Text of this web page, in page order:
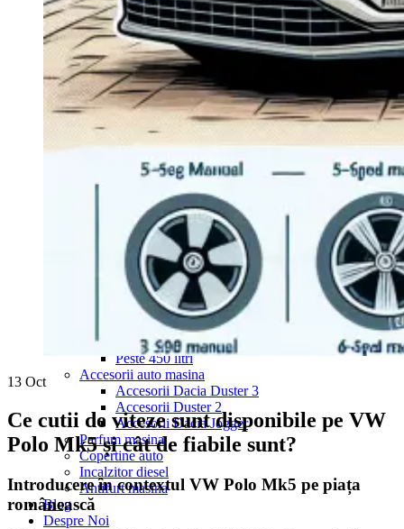
Navigație Mercedes Sprinter
Passat
Navigație Passat B5
Navigație Passat B5 5
Navigație Passat B6
Navigație Passat B7
Navigație Passat B8
Navigație Passat CC
Skoda
Navigație Skoda Fabia 1
Navigație Skoda Fabia 2
Navigație Skoda Octavia 1
Navigație Skoda Octavia 2
Navigație Skoda Octavia 3
Navigație Skoda Rapid
Navigație Skoda Superb 1
Navigație Skoda Superb 2
Navigație Toyota Avensis T25
Portbagaj Plafon Auto
Sub 350 Litri
Peste 350 Litri
Peste 450 litri
Accesorii auto masina
Accesorii Dacia Duster 3
Accesorii Duster 2
Accesorii Dacia Jogger
Parfum masina
Copertine auto
Incalzitor diesel
Antifurt masina
Blog
Despre Noi
13 Oct
Ce cutii de viteze sunt disponibile pe VW
Polo Mk5 și cât de fiabile sunt?
Introducere în contextul VW Polo Mk5 pe piața
românească